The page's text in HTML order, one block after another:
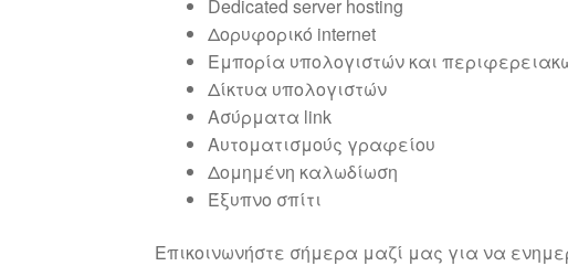
Dedicated server hosting
Δορυφορικό internet
Εμπορία υπολογιστών και
Δίκτυα υπολογιστών
Ασύρματα link
Αυτοματισμούς γραφείου
Δομημένη καλωδίωση
Έξυπνο σπίτι
Επικοινωνήστε σήμερα μαζί μας για να